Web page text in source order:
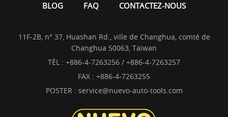
BLOG FAQ CONTACTEZ-NOUS
11F-2B, n° 37, Huashan Rd., ville de Changhua, comté de
Changhua 50063, Taïwan
TÉL : +886-4-7263256 / +886-4-7263257
FAX : +886-4-7263255
POSTER : service@nuevo-auto-tools.com